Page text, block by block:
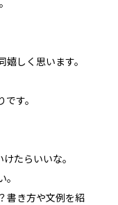
しく思います。
す。
たらいいな。
。
書き方や文例を紹